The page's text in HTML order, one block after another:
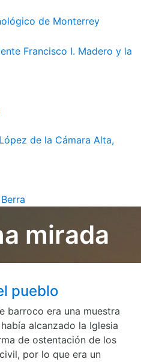
de Monterrey
Francisco I. Madero y la
de la Cámara Alta,
mirada
pueblo
barroco era una muestra
alcanzado la Iglesia
de ostentación de los
por lo que era un